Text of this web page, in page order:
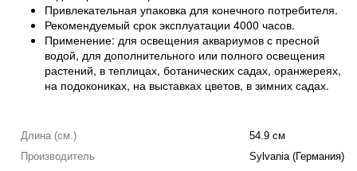
Привлекательная упаковка для конечного потребителя.
Рекомендуемый срок эксплуатации 4000 часов.
Применение: для освещения аквариумов с пресной
водой, для дополнительного или полного освещения
растений, в теплицах, ботанических садах, оранжереях,
на подокониках, на выставках цветов, в зимних садах.
Длина (см.)
54.9 см
Производитель
Sylvania (Германия)